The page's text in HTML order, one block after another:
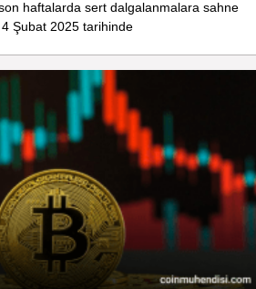
haftalarda sert dalgalanmalara sahne
4 Şubat 2025 tarihinde